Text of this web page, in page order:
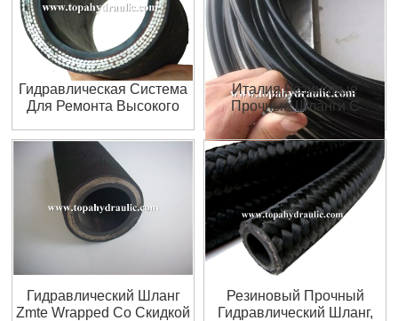
Гидравлическая Система
Для Ремонта Высокого
Италия Резиновые
Прочные Шланги С
Длительным Сроком
Службы
Гидравлический Шланг
Zmte Wrapped Со Скидкой
Резиновый Прочный
Гидравлический Шланг,